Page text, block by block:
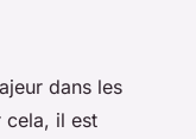
dans les
cela, il est